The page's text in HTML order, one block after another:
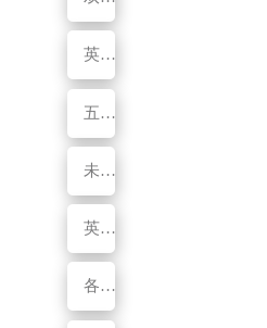
英盛网全面接入OpenClaw，我们自己先成为"智能体企业"
五年深耕，聚力敦煌：英盛网助推甘肃文旅人才发展
未来未定，进击不止：致每一位推动组织前行的HR！
英盛课程，赋能企业精准培训
各行的头部企业都在用英盛智能培训平台